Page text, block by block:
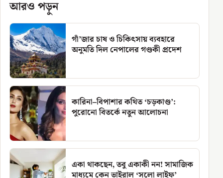
আরও পড়ুন
গাঁ’জার চাষ ও চিকিৎসায় ব্যবহারে
অনুমতি দিল নেপালের গণ্ডকী প্রদেশ
কারিনা–বিপাশার কথিত ‘চড়কাণ্ড’:
পুরোনো বিতর্কে নতুন আলোচনা
একা থাকছেন, তবু একাকী নন! সামাজিক
মাধ্যমে কেন ভাইরাল ‘সলো লাইফ’